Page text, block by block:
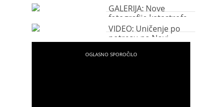
uničujoča tsunamija
GALERIJA: Nove
fotografije katastrofe
na Novi Zelandiji
VIDEO: Uničenje po
potresu na Novi